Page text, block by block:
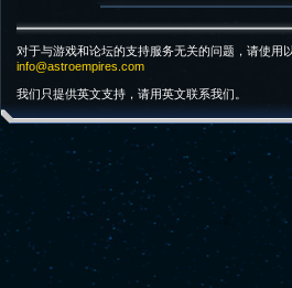
对于与游戏和论坛的支持服务无关的问题，请使用
info@astroempires.com
我们只提供英文支持，请用英文联系我们。